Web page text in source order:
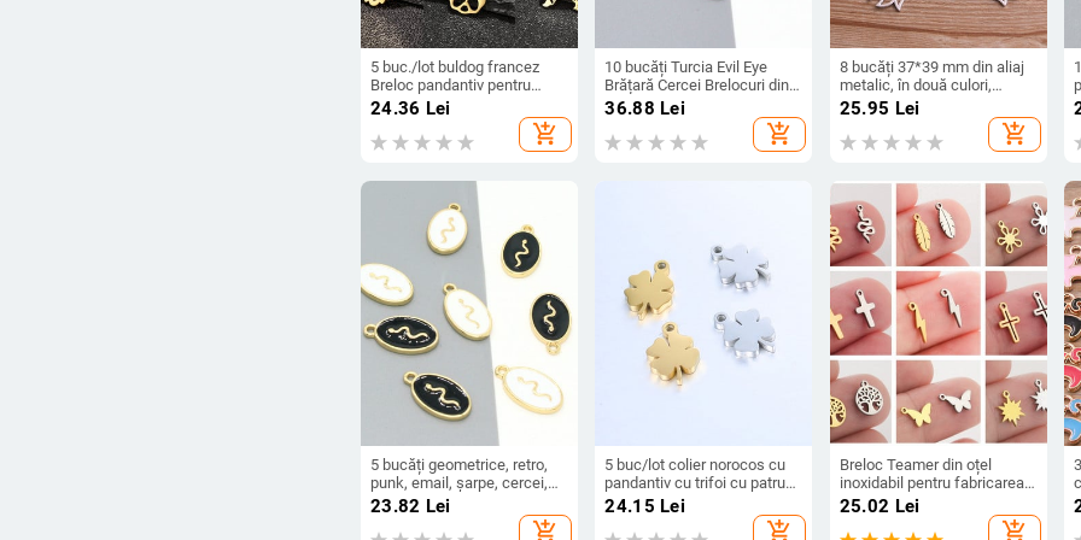
5 buc./lot buldog francez
Breloc pandantiv pentru
femei din oțel inoxidabil
auriu animale animale de
companie bijuterii diy
24.36 Lei
add_shopping_cart
10 bucăți Turcia Evil Eye
Brățară Cercei Brelocuri din
aliaj emailat Demon Eye
Pandantive pentru colier
Accesoriu lucrat manual
36.88 Lei
add_shopping_cart
8 bucăți 37*39 mm din aliaj
metalic, în două culori,
brelocuri de lotus goale,
pandantive cu plante pentru
realizarea de bijuterii,
25.95 Lei
add_shopping_cart
5 bucăți geometrice, retro,
punk, email, șarpe, cercei,
pandantive din aliaj, pentru
brățară, colier, accesoriu
23.82 Lei
add_shopping_cart
5 buc/lot colier norocos cu
pandantiv cu trifoi cu patru
foi pentru femei, la modă,
din oțel inoxidabil, de culoare
24.15 Lei
add_shopping_cart
Breloc Teamer din oțel
inoxidabil pentru fabricarea
de bijuterii pandantiv cu
cruce de flori fulger pentru
25.02 Lei
add_shopping_cart